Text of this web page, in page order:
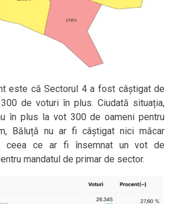
este că Sectorul 4 a fost câștigat de
de voturi în plus. Ciudată situația,
în plus la vot 300 de oameni pentru
Băluță nu ar fi câștigat nici măcar
ceea ce ar fi însemnat un vot de
mandatul de primar de sector.